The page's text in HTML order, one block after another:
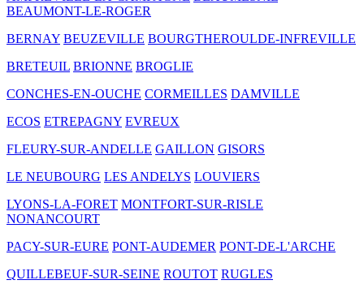
BEAUMONT-LE-ROGER
BERNAY BEUZEVILLE BOURGTHEROULDE-INFREVILLE
BRETEUIL BRIONNE BROGLIE
CONCHES-EN-OUCHE CORMEILLES DAMVILLE
ECOS ETREPAGNY EVREUX
FLEURY-SUR-ANDELLE GAILLON GISORS
LE NEUBOURG LES ANDELYS LOUVIERS
LYONS-LA-FORET MONTFORT-SUR-RISLE
NONANCOURT
PACY-SUR-EURE PONT-AUDEMER PONT-DE-L'ARCHE
QUILLEBEUF-SUR-SEINE ROUTOT RUGLES